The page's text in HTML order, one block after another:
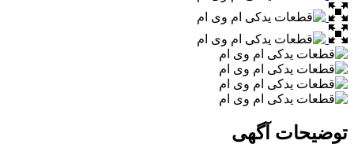
توضیحات آگهی